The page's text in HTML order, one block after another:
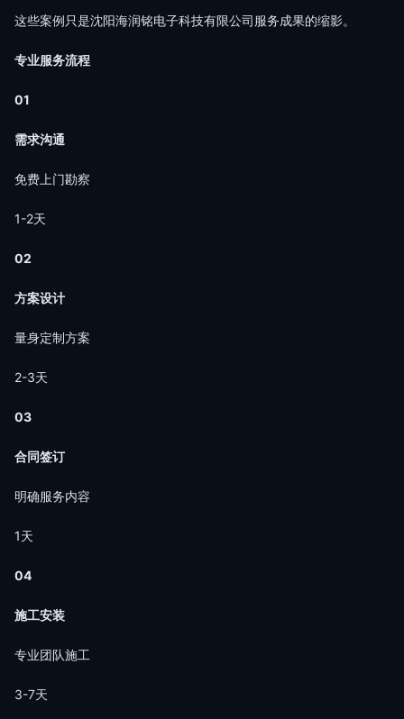
这些案例只是沈阳海润铭电子科技有限公司服务成果的缩影。
专业服务流程
01
需求沟通
免费上门勘察
1-2天
02
方案设计
量身定制方案
2-3天
03
合同签订
明确服务内容
1天
04
施工安装
专业团队施工
3-7天